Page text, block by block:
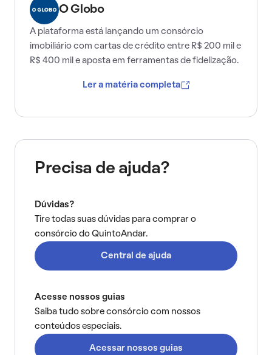
O Globo
A plataforma está lançando um consórcio
imobiliário com cartas de crédito entre R$ 200 mil e
R$ 400 mil e aposta em ferramentas de fidelização.
Ler a matéria completa
Precisa de ajuda?
Dúvidas?
Tire todas suas dúvidas para comprar o
consórcio do QuintoAndar.
Central de ajuda
Acesse nossos guias
Saiba tudo sobre consórcio com nossos
conteúdos especiais.
Acessar nossos guias